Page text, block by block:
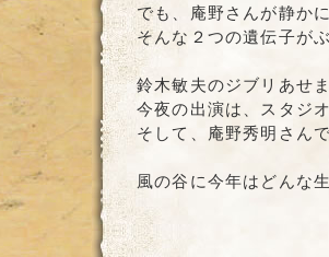
でも、庵野さんが静か
そんな２つの遺伝子が
鈴木敏夫のジブリあせま
今夜の出演は、スタジ
そして、庵野秀明さんで
風の谷に今年はどんな